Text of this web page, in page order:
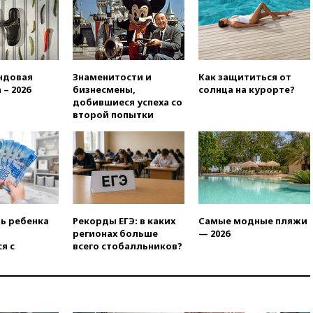
нуждаются в дальнобойных
ракетах и системах Patriot
00:01
Трамп заявил о
необходимости пополнения
вчера, 23:28 Слуцкий призвал
признать «Яблоко»
вчера, 23:15В Смоленске
ребенок и женщина погибли
при падении деревьев во
время урагана
вчера, 22:55В Москве в
пятницу ожидаются ливни
вчера, 22:35Винисиус
продлил контракт с «Реалом»
до 2032 года
вчера, 22:28Отказаться от
2026
Знаменитости и
бизнесмены,
добившиеся успеха со
второй попытки
Как защититься от
солнца на курорте?
ребенка
с
Рекорды ЕГЭ: в каких
регионах больше
всего стобалльников?
Самые модные пляжи
— 2026